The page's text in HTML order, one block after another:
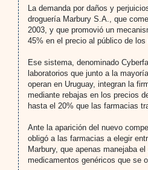
La demanda por daños y
droguería Marbury S.A., que
2003, y que promovió un
45% en el precio al público de
Ese sistema, denominado
laboratorios que junto a la
operan en Uruguay, integran la
mediante rebajas en los precios
hasta el 20% que las farmacias
Ante la aparición del nuevo
obligó a las farmacias a elegir
Marbury, que apenas manejaba
medicamentos genéricos que se